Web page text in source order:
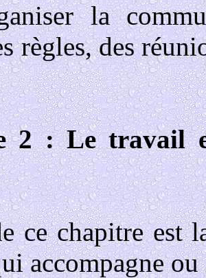
la
règles, des
2 : Le travail
ce chapitre est
accompagne